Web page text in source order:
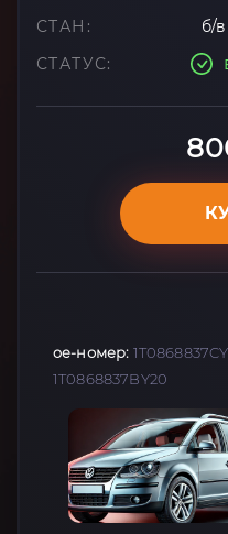
СТАН:
б/в
СТАТУС:
oe-номер:
1T0868837BY20